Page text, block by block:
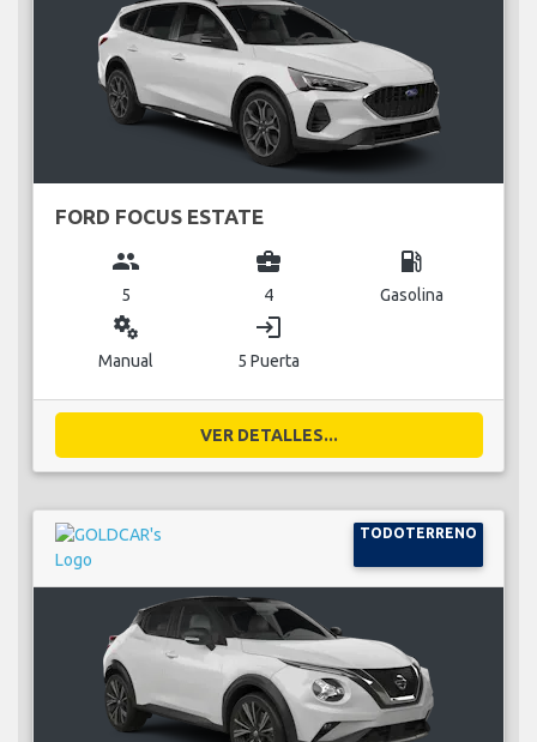
FORD FOCUS ESTATE
group
5
business_center
4
local_gas_station
Gasolina
miscellaneous_services
Manual
login
5 Puerta
VER DETALLES...
TODOTERRENO